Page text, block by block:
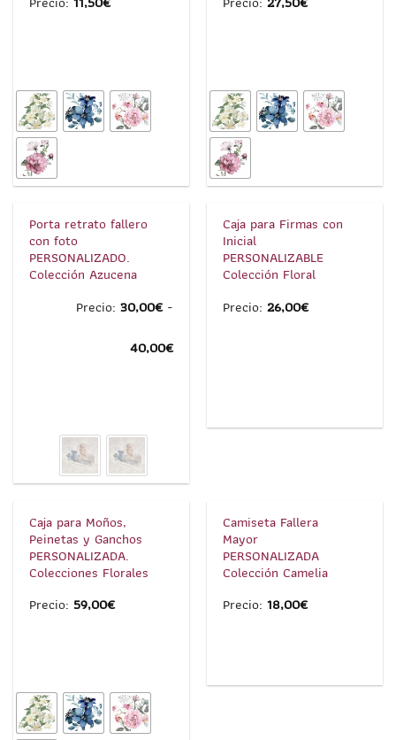
1/4
Porta retrato fallero
con foto
PERSONALIZADO.
Colección Azucena
Precio: 30,00€ -
40,00€Rango
precios:
1/2
Caja para Firmas con
Inicial
PERSONALIZABLE
Colección Floral
Precio:26,00€
1/8
Caja para Moños,
Peinetas y Ganchos
PERSONALIZADA.
Colecciones Florales
Precio:59,00€
Camiseta Fallera
Mayor
PERSONALIZADA
Colección Camelia
Precio:18,00€